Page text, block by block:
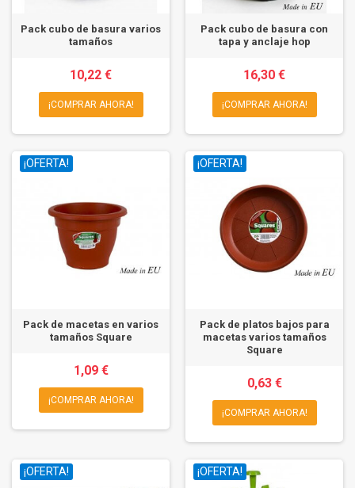
Pack cubo de basura varios
tamaños
10,22 €
¡COMPRAR AHORA!
Pack cubo de basura con
tapa y anclaje hop
16,30 €
¡COMPRAR AHORA!
¡OFERTA!
Pack de macetas en varios
tamaños Square
1,09 €
¡COMPRAR AHORA!
¡OFERTA!
Pack de platos bajos para
macetas varios tamaños
Square
0,63 €
¡COMPRAR AHORA!
¡OFERTA! ¡OFERTA!